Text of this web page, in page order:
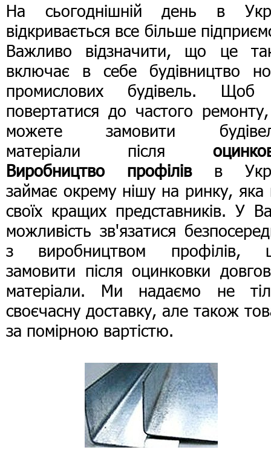
На сьогоднішній день в
відкривається все більше
Важливо відзначити, що це
включає в себе будівництво
промислових будівель.
повертатися до частого
можете замовити
матеріали після
Виробництво профілівв
займає окрему нішу на ринку, яка
своїх кращих представників. У
можливість зв'язатися
з виробництвом профілів,
замовити після оцинковки
матеріали. Ми надаємо не
своєчасну доставку, але також
за помірною вартістю.